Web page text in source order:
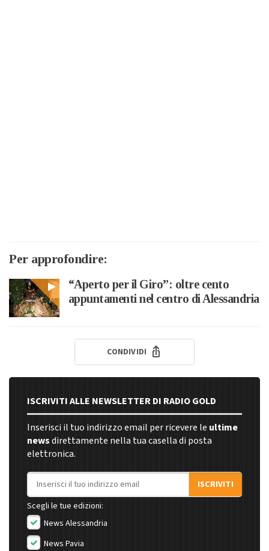
Per approfondire:
“Aperto per il Giro”: oltre cento
appuntamenti nel centro di Alessandria
CONDIVIDI
ISCRIVITI ALLE NEWSLETTER DI RADIO GOLD
Inserisci il tuo indirizzo email per ricevere le ultime
newsdirettamente nella tua casella di posta
elettronica.
Indirizzo email
ISCRIVITI
Scegli le tue edizioni:
News Alessandria
News Pavia